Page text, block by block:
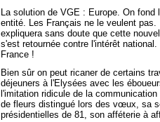
La solution de VGE : Europe. On
entité. Les Français ne le veulent
expliquera sans doute que cette
s'est retournée contre l'intérêt
France !
Bien sûr on peut ricaner de certains
déjeuners à l'Elysées avec les
l'imitation ridicule de la
de fleurs distingué lors des vœux, sa
présidentielles de 81, son afféterie à